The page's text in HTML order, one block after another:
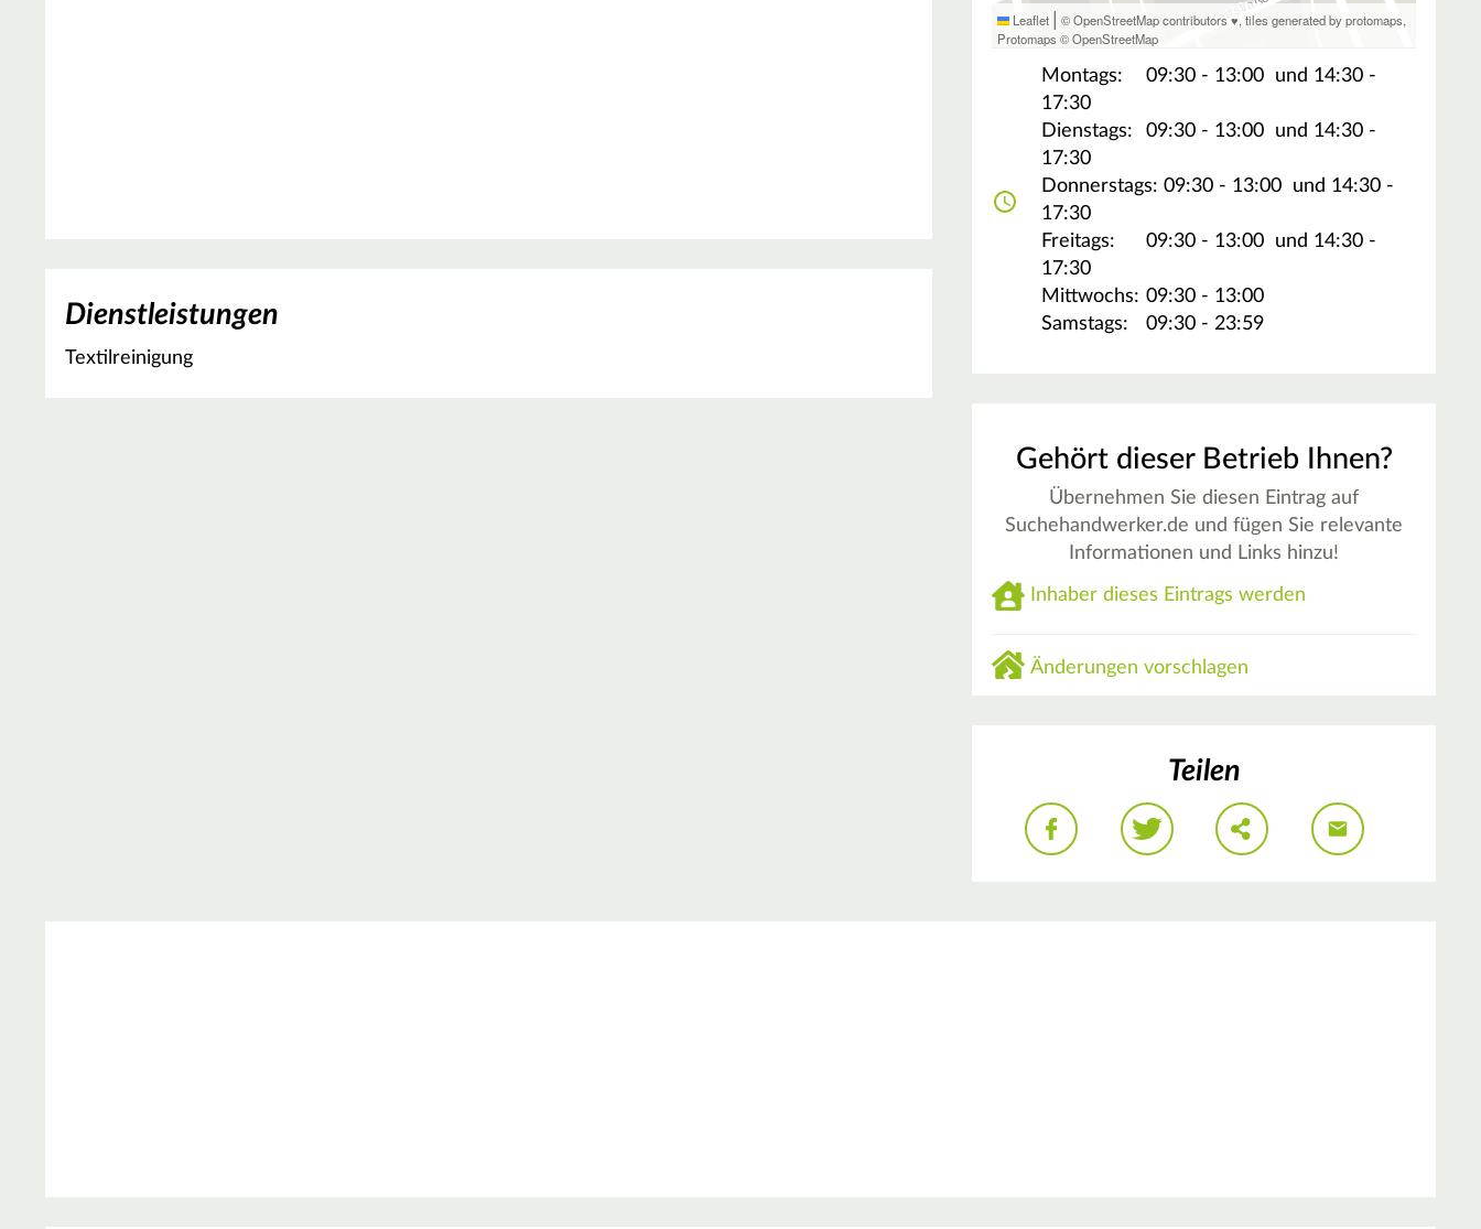
Dienstleistungen
Textilreinigung
Leaflet | © OpenStreetMap contributors ♥,tiles generated by protomaps,
Protomaps ©OpenStreetMap
Montags: 09:30 - 13:00
und 14:30 -
17:30
Dienstags:
09:30 - 13:00
und 14:30 -
17:30
Donnerstags: 09:30 - 13:00
und 14:30 -
17:30
Freitags:
09:30 - 13:00
und 14:30 -
17:30
Mittwochs: 09:30 - 13:00
Samstags:
09:30 - 23:59
Gehört dieser Betrieb Ihnen?
Übernehmen Sie diesen Eintrag auf
Suchehandwerker.de und fügen Sie relevante
Informationen und Links hinzu!
Inhaber dieses Eintrags werden
Änderungen vorschlagen
Teilen